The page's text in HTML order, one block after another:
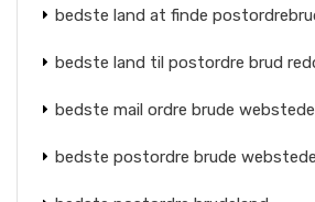
bedste land at finde
bedste land til postordre brud
bedste mail ordre brude
bedste postordre brude